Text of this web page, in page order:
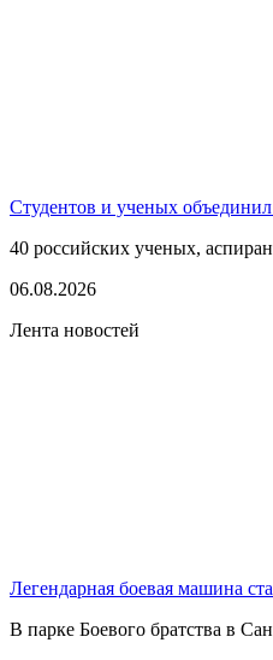
Студентов и ученых
40 российских ученых,
06.08.2026
Лента новостей
Легендарная боевая машина
В парке Боевого братства в